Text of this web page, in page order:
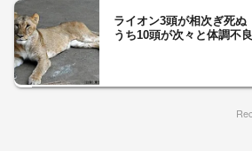
ライオン3頭が相次ぎ死
うち10頭が次々と体調不